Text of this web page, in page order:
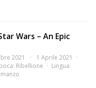
Wars – An Epic
2021
1 Aprile 2021
Ribellione
Lingua: